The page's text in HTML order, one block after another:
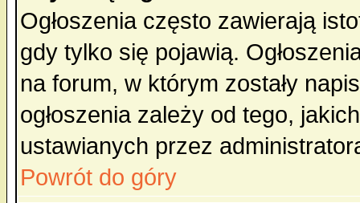
Ogłoszenia często zawierają
gdy tylko się pojawią.
na forum, w którym zostały
ogłoszenia zależy od tego,
ustawianych przez
Powrót do góry